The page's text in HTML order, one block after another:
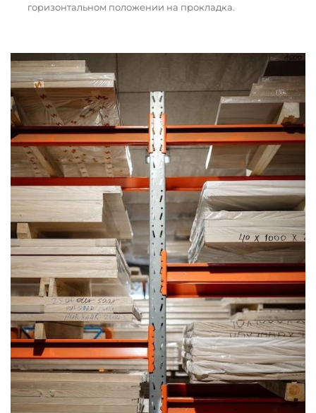
горизонтальном положении на прокладка.